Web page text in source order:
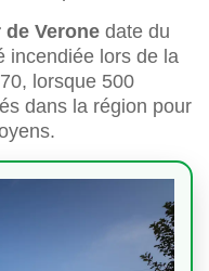
Verone date du
incendiée lors de la
lorsque 500
dans la région pour